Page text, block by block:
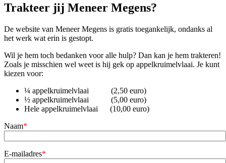
Trakteer jij Meneer Megens?
De website van Meneer Megens is gratis toegankelijk, ondanks al
het werk wat erin is gestopt.
Wil je hem toch bedanken voor alle hulp? Dan kan je hem trakteren!
Zoals je misschien wel weet is hij gek op appelkruimelvlaai. Je kunt
kiezen voor:
¼ appelkruimelvlaai (2,50 euro)
½ appelkruimelvlaai (5,00 euro)
Hele appelkruimelvlaai (10,00 euro)
Naam*
E-mailadres*